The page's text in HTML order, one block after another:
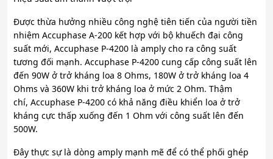
Được thừa hưởng nhiều công nghệ tiên tiến của người tiền
nhiệm Accuphase A-200 kết hợp với bộ khuếch đại công
suất mới, Accuphase P-4200 là amply cho ra công suất
tương đối mạnh. Accuphase P-4200 cung cấp công suất lên
đến 90W ở trở kháng loa 8 Ohms, 180W ở trở kháng loa 4
Ohms và 360W khi trở kháng loa ở mức 2 Ohm. Thậm
chí, Accuphase P-4200 có khả năng điều khiển loa ở trở
kháng cực thấp xuống đến 1 Ohm với công suất lên đến
500W.
Đây thực sự là dòng amply mạnh mẽ để có thể phối ghép